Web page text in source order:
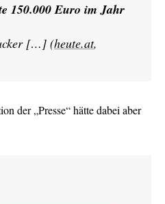
150.000 Euro im Jahr
[…] (heute.at,
der „Presse“ hätte dabei aber